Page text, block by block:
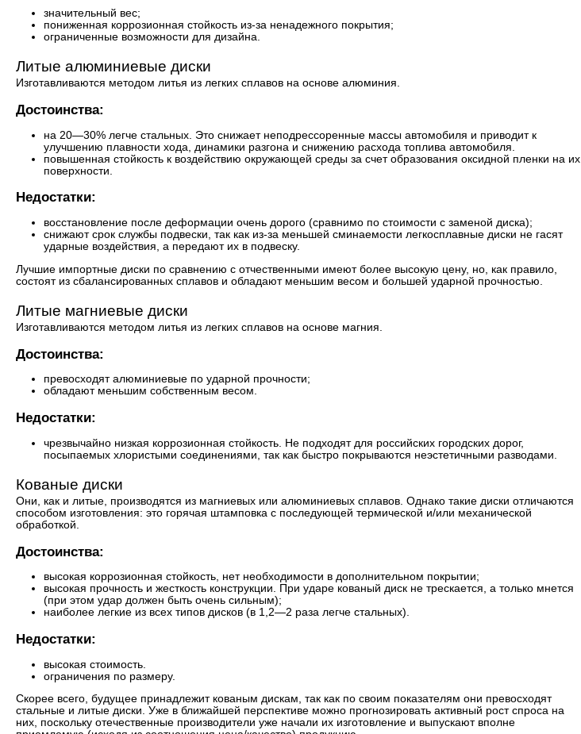
значительный вес;
пониженная коррозионная стойкость из-за ненадежного покрытия;
ограниченные возможности для дизайна.
Литые алюминиевые диски
Изготавливаются методом литья из легких сплавов на основе алюминия.
Достоинства:
на 20—30% легче стальных. Это снижает неподрессоренные массы автомобиля и приводит к
улучшению плавности хода, динамики разгона и снижению расхода топлива автомобиля.
повышенная стойкость к воздействию окружающей среды за счет образования оксидной пленки на их
поверхности.
Недостатки:
восстановление после деформации очень дорого (сравнимо по стоимости с заменой диска);
снижают срок службы подвески, так как из-за меньшей сминаемости легкосплавные диски не гасят
ударные воздействия, а передают их в подвеску.
Лучшие импортные диски по сравнению с отчественными имеют более высокую цену, но, как правило,
состоят из сбалансированных сплавов и обладают меньшим весом и большей ударной прочностью.
Литые магниевые диски
Изготавливаются методом литья из легких сплавов на основе магния.
Достоинства:
превосходят алюминиевые по ударной прочности;
обладают меньшим собственным весом.
Недостатки:
чрезвычайно низкая коррозионная стойкость. Не подходят для российских городских дорог,
посыпаемых хлористыми соединениями, так как быстро покрываются неэстетичными разводами.
Кованые диски
Они, как и литые, производятся из магниевых или алюминиевых сплавов. Однако такие диски отличаются
способом изготовления: это горячая штамповка с последующей термической и/или механической
обработкой.
Достоинства:
высокая коррозионная стойкость, нет необходимости в дополнительном покрытии;
высокая прочность и жесткость конструкции. При ударе кованый диск не трескается, а только мнется
(при этом удар должен быть очень сильным);
наиболее легкие из всех типов дисков (в 1,2—2 раза легче стальных).
Недостатки:
высокая стоимость.
ограничения по размеру.
Скорее всего, будущее принадлежит кованым дискам, так как по своим показателям они превосходят
стальные и литые диски. Уже в ближайшей перспективе можно прогнозировать активный рост спроса на
них, поскольку отечественные производители уже начали их изготовление и выпускают вполне